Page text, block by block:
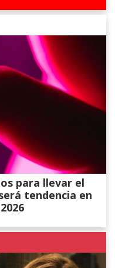
para llevar el
tendencia en